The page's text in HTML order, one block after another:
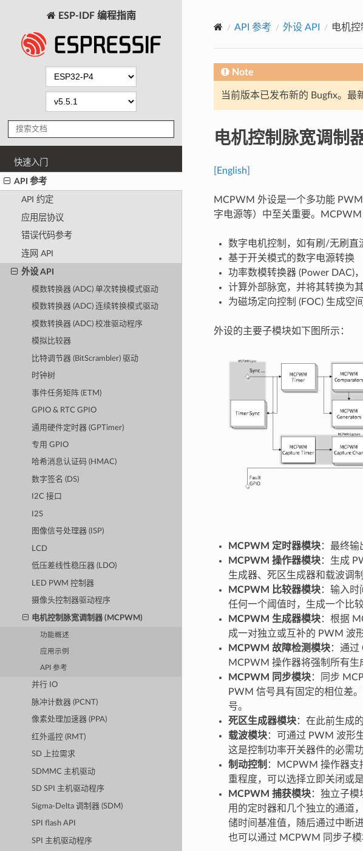
ESP-IDF 编程指南
快速入门
API 参考
API 约定
应用层协议
错误代码参考
连网 API
外设 API
模数转换器 (ADC) 单次转换模式驱动
模数转换器 (ADC) 连续转换模式驱动
模数转换器 (ADC) 校准驱动程序
模拟比较器
比特调节器 (BitScrambler) 驱动
时钟树
事件任务矩阵 (ETM)
GPIO & RTC GPIO
通用硬件定时器 (GPTimer)
专用 GPIO
哈希消息认证码 (HMAC)
数字签名 (DS)
I2C 接口
I2S
图像信号处理器 (ISP)
LCD
低压差线性稳压器 (LDO)
LED PWM 控制器
摄像头控制器驱动程序
电机控制脉宽调制器 (MCPWM)
功能概述
应用示例
API 参考
并行 IO
脉冲计数器 (PCNT)
像素处理加速器 (PPA)
红外遥控 (RMT)
SD 上拉需求
SDMMC 主机驱动
SD SPI 主机驱动程序
Sigma-Delta 调制器 (SDM)
SPI flash API
SPI 主机驱动程序
API 参考 外设 API 电机
Note
当前版本已发布新的 Bugfix。最
电机控制脉宽调制
[English]
MCPWM 外设是一个多功能
字电源等）中至关重要。MCPWM
数字电机控制，如有刷/无刷直
基于开关模式的数字电源转换
功率数模转换器 (Power DAC)
计算外部脉宽，并将其转换为
为磁场定向控制 (FOC) 生成空
外设的主要子模块如下图所示：
MCPWM 定时器模块：最终输
MCPWM 操作器模块：生成
生成器、死区生成器和载波调制
MCPWM 比较器模块：输入时
任何一个阈值时，生成一个比
MCPWM 生成器模块：根据
成一对独立或互补的 PWM 波形
MCPWM 故障检测模块：通过
MCPWM 操作器将强制所有生
MCPWM 同步模块：同步
PWM 信号具有固定的相位差
号。
死区生成器模块：在此前生成
载波模块：可通过 PWM 波形
这是控制功率开关器件的必需功
制动控制 ：MCPWM 操作器支
重程度，可以选择立即关闭或
MCPWM 捕获模块：独立子模
用的定时器和几个独立的通道
储时间基准值，随后通过中断
也可以通过 MCPWM 同步子模